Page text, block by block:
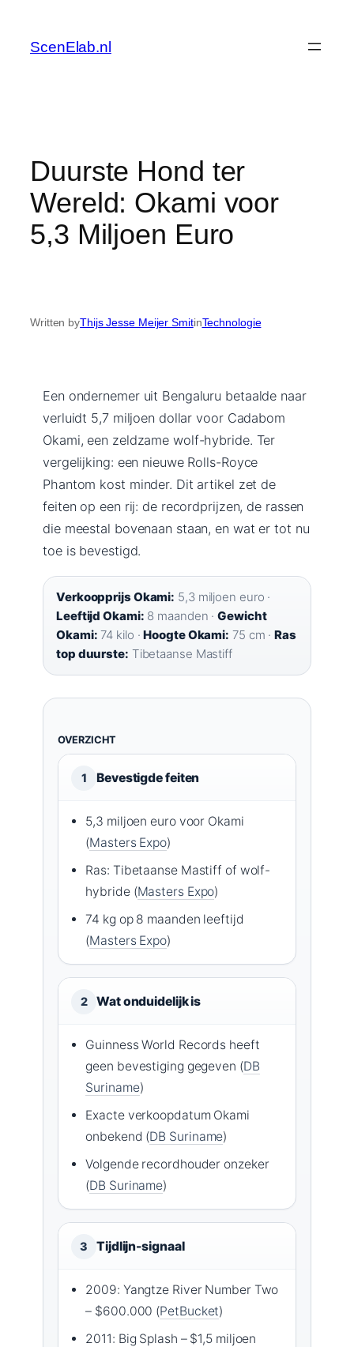
content
ScenElab.nl
Duurste Hond ter
Wereld: Okami voor
5,3 Miljoen Euro
Written byThijs Jesse Meijer SmitinTechnologie
Een ondernemer uit Bengaluru betaalde naar
verluidt 5,7 miljoen dollar voor Cadabom
Okami, een zeldzame wolf-hybride. Ter
vergelijking: een nieuwe Rolls-Royce
Phantom kost minder. Dit artikel zet de
feiten op een rij: de recordprijzen, de rassen
die meestal bovenaan staan, en wat er tot nu
toe is bevestigd.
Verkoopprijs Okami: 5,3 miljoen euro ·
Leeftijd Okami: 8 maanden ·Gewicht
Okami: 74 kilo ·Hoogte Okami: 75 cm ·Ras
top duurste: Tibetaanse Mastiff
OVERZICHT
1 Bevestigde feiten
5,3 miljoen euro voor Okami
(Masters Expo)
Ras: Tibetaanse Mastiff of wolf-
hybride (Masters Expo)
74 kg op 8 maanden leeftijd
(Masters Expo)
2 Wat onduidelijk is
Guinness World Records heeft
geen bevestiging gegeven (DB
Suriname)
Exacte verkoopdatum Okami
onbekend (DB Suriname)
Volgende recordhouder onzeker
(DB Suriname)
3 Tijdlijn-signaal
2009: Yangtze River Number Two
– $600.000 (PetBucket)
2011: Big Splash – $1,5 miljoen